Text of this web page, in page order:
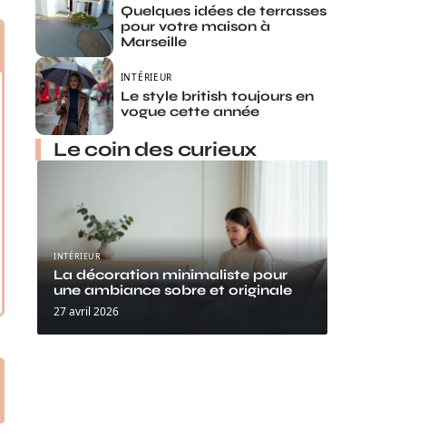
Quelques idées de terrasses
pour votre maison à
Marseille
INTÉRIEUR
Le style british toujours en
vogue cette année
Le coin des curieux
INTÉRIEUR
La décoration minimaliste pour
une ambiance sobre et originale
27 avril 2026